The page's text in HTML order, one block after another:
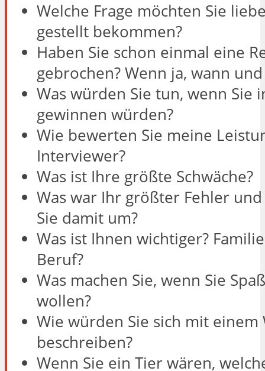
Welche Frage möchten Sie
gestellt bekommen?
Haben Sie schon einmal eine
gebrochen? Wenn ja, wann
Was würden Sie tun, wenn Sie
gewinnen würden?
Wie bewerten Sie meine
Interviewer?
Was ist Ihre größte Schwäche?
Was war Ihr größter Fehler
Sie damit um?
Was ist Ihnen wichtiger?
Beruf?
Was machen Sie, wenn Sie
wollen?
Wie würden Sie sich mit einem
beschreiben?
Wenn Sie ein Tier wären,